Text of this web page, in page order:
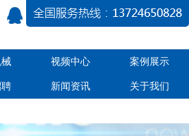
视频中心 案例展示
聘 新闻资讯 关于我们